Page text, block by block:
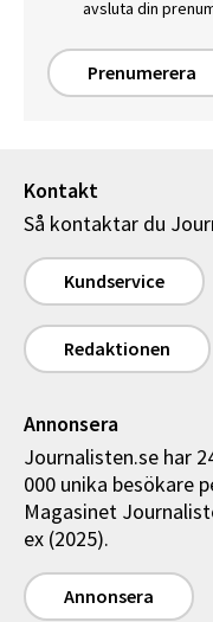
avsluta din
Prenumerera
Kontakt
Så kontaktar du
Kundservice
Redaktionen
Annonsera
Journalisten.se har
000 unika besökare
Magasinet
ex (2025).
Annonsera